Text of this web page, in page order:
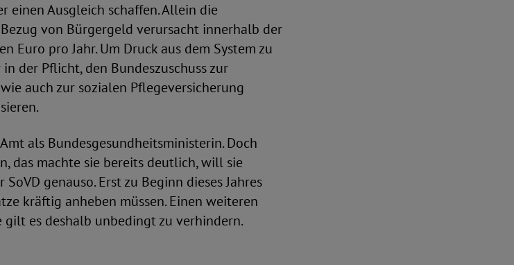
einen Ausgleich schaffen. Allein die
von Bürgergeld verursacht innerhalb der
Euro pro Jahr. Um Druck aus dem System zu
der Pflicht, den Bundeszuschuss zur
auch zur sozialen Pflegeversicherung
als Bundesgesundheitsministerin. Doch
das machte sie bereits deutlich, will sie
genauso. Erst zu Beginn dieses Jahres
kräftig anheben müssen. Einen weiteren
es deshalb unbedingt zu verhindern.